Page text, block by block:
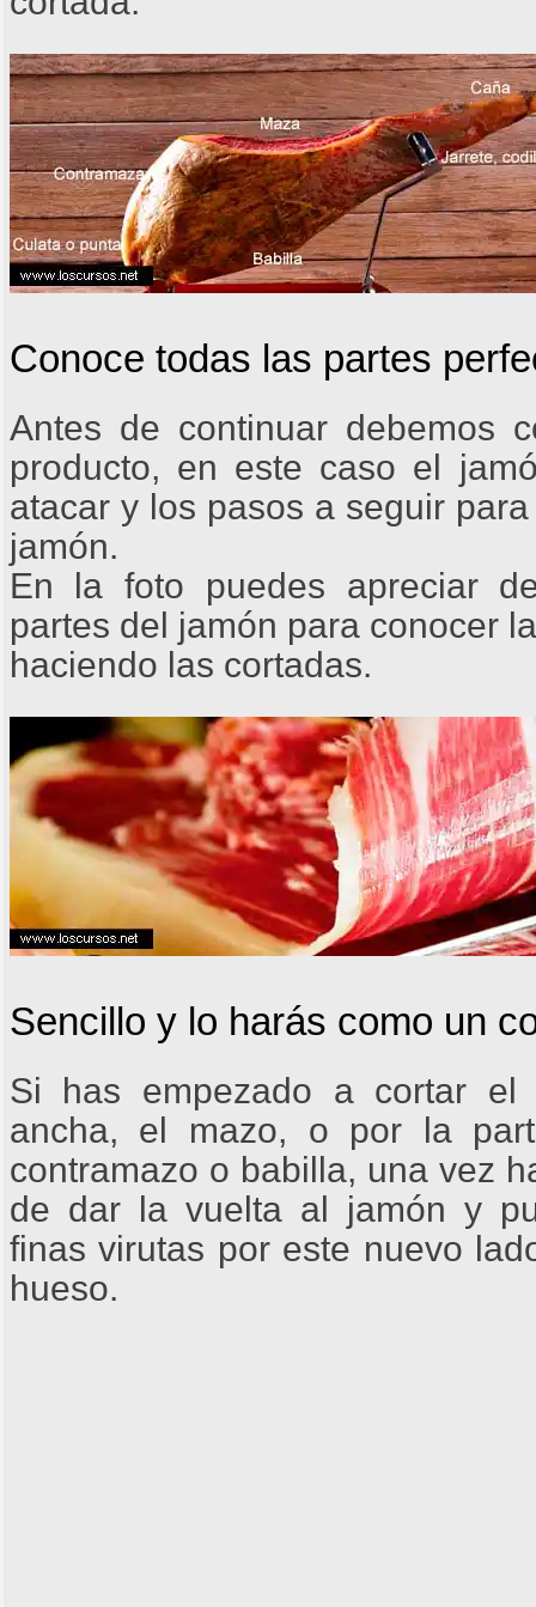
Conoce todas las partes
Antes de continuar debemos
producto, en este caso el
atacar y los pasos a seguir
jamón.
En la foto puedes apreciar
partes del jamón para conocer
haciendo las cortadas.
Sencillo y lo harás como un
Si has empezado a cortar
ancha, el mazo, o por la
contramazo o babilla, una vez
de dar la vuelta al jamón y
finas virutas por este nuevo
hueso.